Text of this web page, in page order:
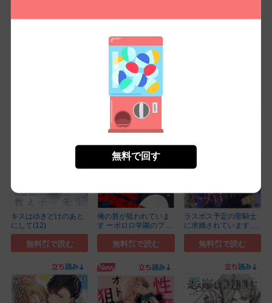
コイコミ編集部推し
キスはゆきどけのあと
にして(12)
無料㌽で読む
俺の唇が狙われていま
す ーポロロ学園のブ...
(1)
無料㌽で読む
ラスボス予定の聖騎士
に求婚されています ...
(1)
無料㌽で読む
無料で回す